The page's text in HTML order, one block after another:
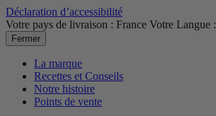
Déclaration d’accessibilité
Votre pays de livraison : France Votre Langue :
Fermer
La marque
Recettes et Conseils
Notre histoire
Points de vente